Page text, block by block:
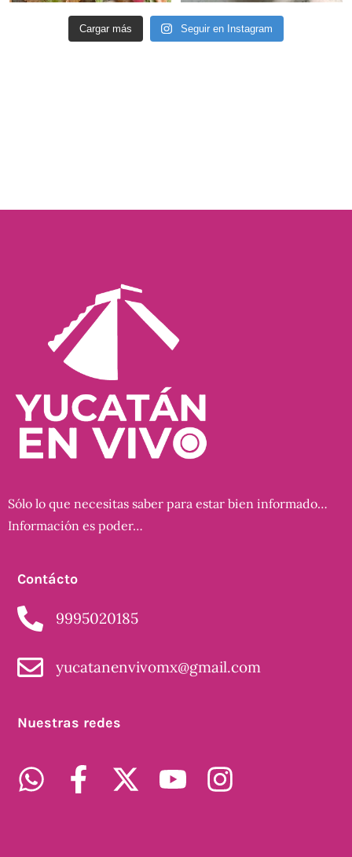
Cargar más Seguir en Instagram
Sólo lo que necesitas saber para estar bien informado…
Información es poder…
Contácto
9995020185
yucatanenvivomx@gmail.com
Nuestras redes